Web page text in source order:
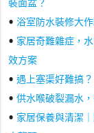
裝面盆？
• 浴室防水裝修大
• 家居奇難雜症，
效方案
• 遇上塞渠好難搞
• 供水喉破裂漏水
• 家居保養與清潔